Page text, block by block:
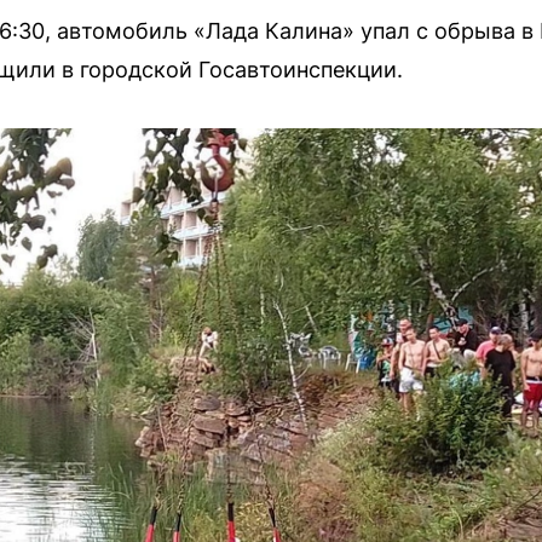
автомобиль «Лада Калина» упал с обрыва
в городской Госавтоинспекции.